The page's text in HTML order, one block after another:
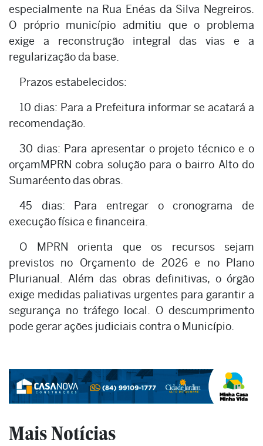
especialmente na Rua Enéas da Silva Negreiros.
O próprio município admitiu que o problema
exige a reconstrução integral das vias e a
regularização da base.
Prazos estabelecidos:
10 dias: Para a Prefeitura informar se acatará a
recomendação.
30 dias: Para apresentar o projeto técnico e o
orçamMPRN cobra solução para o bairro Alto do
Sumaréento das obras.
45 dias: Para entregar o cronograma de
execução física e financeira.
O MPRN orienta que os recursos sejam
previstos no Orçamento de 2026 e no Plano
Plurianual. Além das obras definitivas, o órgão
exige medidas paliativas urgentes para garantir a
segurança no tráfego local. O descumprimento
pode gerar ações judiciais contra o Município.
Mais Notícias